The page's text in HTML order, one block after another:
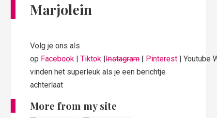
Marjolein
Volg je ons als
op Facebook |Tiktok |Instagram| Pinterest | Youtube
vinden het superleuk als je een berichtje
achterlaat
More from my site